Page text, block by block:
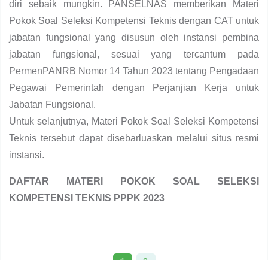
diri sebaik mungkin. PANSELNAS memberikan Materi
Pokok Soal Seleksi Kompetensi Teknis dengan CAT untuk
jabatan fungsional yang disusun oleh instansi pembina
jabatan fungsional, sesuai yang tercantum pada
PermenPANRB Nomor 14 Tahun 2023 tentang Pengadaan
Pegawai Pemerintah dengan Perjanjian Kerja untuk
Jabatan Fungsional.
Untuk selanjutnya, Materi Pokok Soal Seleksi Kompetensi
Teknis tersebut dapat disebarluaskan melalui situs resmi
instansi.
DAFTAR MATERI POKOK SOAL SELEKSI
KOMPETENSI TEKNIS PPPK 2023